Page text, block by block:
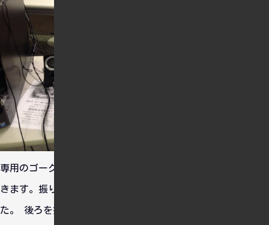
専用のゴーグルとヘッドホンを着用し、コントローラで移動で
きます。振り向くと実際その方向のものを見ることができまし
た。 後ろを振り向いたらちゃんと濱風がついてきていまし